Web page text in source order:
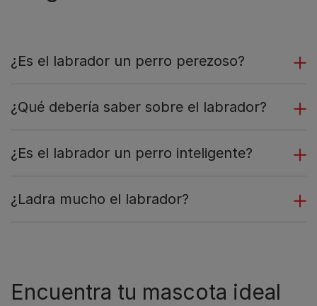
¿Es el labrador un perro perezoso?
¿Qué debería saber sobre el labrador?
¿Es el labrador un perro inteligente?
¿Ladra mucho el labrador?
Encuentra tu mascota ideal